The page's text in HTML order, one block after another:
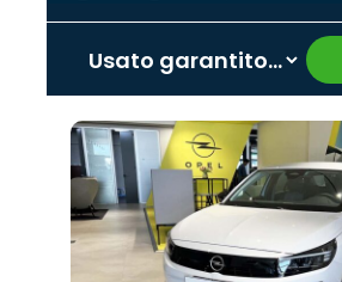
Promo
Alfa
Romeo
Promo
Omoda
Promo
Peugeot
Promo
Hyundai
Promo
Mazda
Promo
Jaecoo
Promo
Seat
Promo
Lancia
Promo
Abarth
Promo
Jeep
Promo
Opel
Promo
Fiat
Promo
Land
Rover
Promo
Citroën
Promo
Cupra
‹